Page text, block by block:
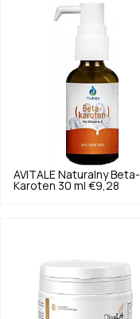
AVITALE Naturalny Beta-
Karoten 30 ml €9,28